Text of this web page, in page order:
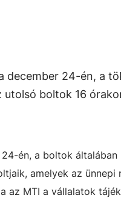
december 24-én, a
boltok 16
én, a boltok általában
amelyek az ünnepi
az MTI a vállalatok